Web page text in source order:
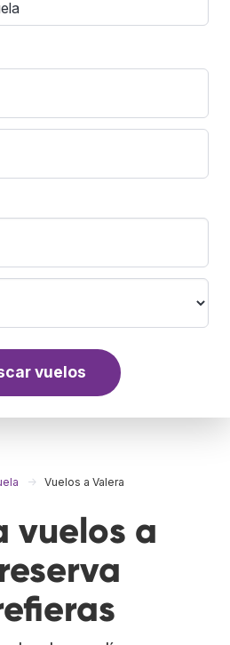
vuelos
Vuelos a Valera
vuelos a